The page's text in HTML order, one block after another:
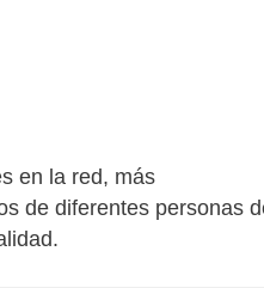
en la red, más
de diferentes personas